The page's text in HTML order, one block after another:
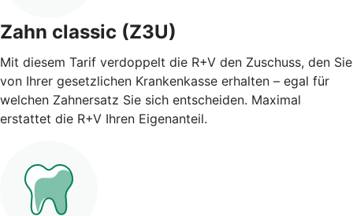
Zahn classic (Z3U)
Mit diesem Tarif verdoppelt die R+V den Zuschuss, den Sie
von Ihrer gesetzlichen Krankenkasse erhalten – egal für
welchen Zahnersatz Sie sich entscheiden. Maximal
erstattet die R+V Ihren Eigenanteil.